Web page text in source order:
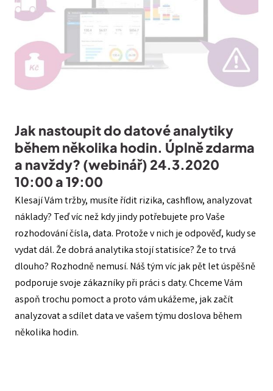
Jak nastoupit do datové analytiky
během několika hodin. Úplně zdarma
a navždy? (webinář) 24.3.2020
10:00 a 19:00
Klesají Vám tržby, musíte řídit rizika, cashflow, analyzovat
náklady? Teď víc než kdy jindy potřebujete pro Vaše
rozhodování čísla, data. Protože v nich je odpověď, kudy se
vydat dál. Že dobrá analytika stojí statisíce? Že to trvá
dlouho? Rozhodně nemusí. Náš tým víc jak pět let úspěšně
podporuje svoje zákazníky při práci s daty. Chceme Vám
aspoň trochu pomoct a proto vám ukážeme, jak začít
analyzovat a sdílet data ve vašem týmu doslova během
několika hodin.